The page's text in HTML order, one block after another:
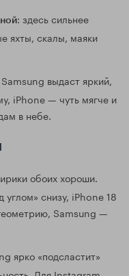
: здесь сильнее
яхты, скалы, маяки
выдаст яркий,
iPhone — чуть мягче и
в небе.
обоих хороши.
углом» снизу, iPhone 18
Samsung —
ярко «подсластит»